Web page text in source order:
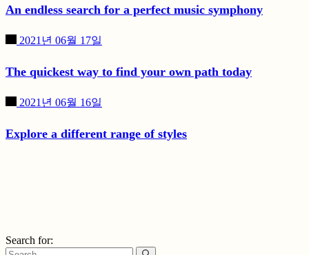
An endless search for a perfect music symphony
2021년 06월 17일
The quickest way to find your own path today
2021년 06월 16일
Explore a different range of styles
Search for: